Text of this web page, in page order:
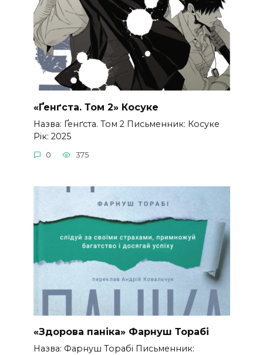
«Ґенґста. Том 2» Косуке
Назва: Ґенґста. Том 2 Письменник: Косуке
Рік: 2025
0 375
«Здорова паніка» Фарнуш Торабі
Назва: Фарнуш Торабі Письменник: